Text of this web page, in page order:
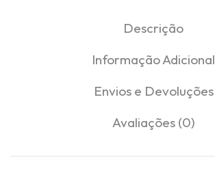
Descrição
Informação Adicional
Envios e Devoluções
Avaliações (0)